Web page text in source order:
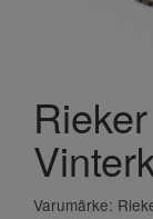
Varumärke: